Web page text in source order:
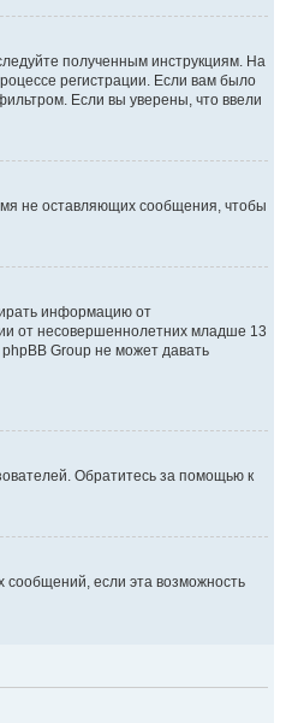
полученным инструкциям. На
регистрации. Если вам было
Если вы уверены, что ввели
не оставляющих сообщения, чтобы
информацию от
от несовершеннолетних младше 13
Group не может давать
Обратитесь за помощью к
сообщений, если эта возможность